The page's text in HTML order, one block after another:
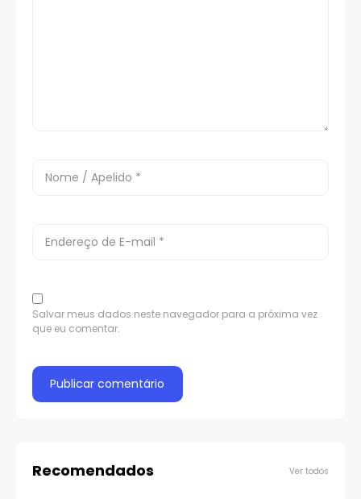
Salvar meus dados neste navegador para a próxima vez
que eu comentar.
Recomendados Ver todos